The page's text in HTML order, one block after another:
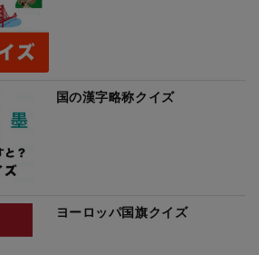
国の漢字略称クイズ
ヨーロッパ国旗クイズ